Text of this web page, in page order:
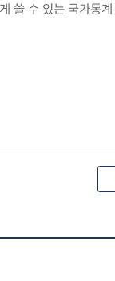
쓸 수 있는 국가통